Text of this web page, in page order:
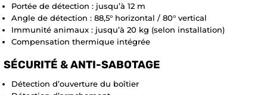
Portée de détection : jusqu’à 12 m
Angle de détection : 88,5° horizontal / 80° vertical
Immunité animaux : jusqu’à 20 kg (selon installation)
Compensation thermique intégrée
SÉCURITÉ & ANTI-SABOTAGE
Détection d’ouverture du boîtier